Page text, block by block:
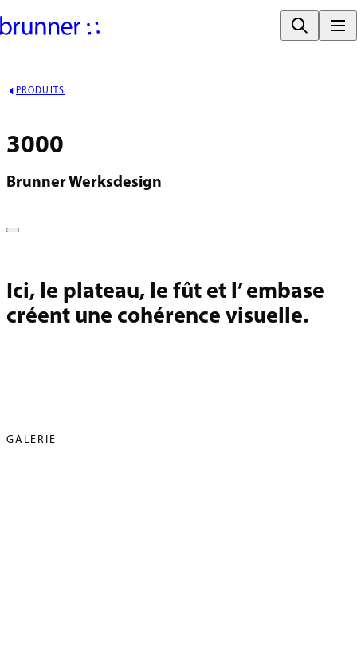
PRODUITS
3000
Brunner Werksdesign
Ici, le plateau, le fût et l’ embase
créent une cohérence visuelle.
GALERIE